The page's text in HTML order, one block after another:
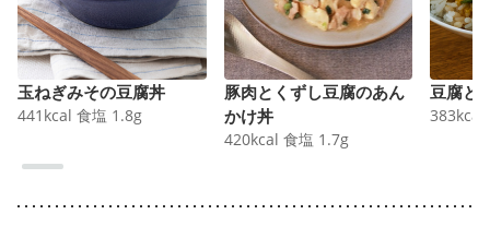
玉ねぎみその豆腐丼
441 kcal 食塩 1.8g
豚肉とくずし豆腐のあん
かけ丼
420kcal 食塩 1.7g
豆腐と
383kcal